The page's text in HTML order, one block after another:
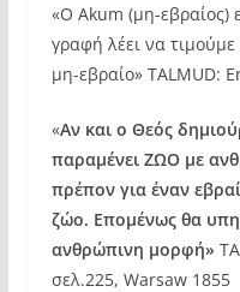
«Ο Akum (μη-εβραίος)
γραφή λέει να
μη-εβραίο» TALMUD:
«Αν και ο Θεός
παραμένει ΖΩΟ με
πρέπον για έναν
ζώο. Επομένως θα
ανθρώπινη μορφή»
σελ.225, Warsaw 1855